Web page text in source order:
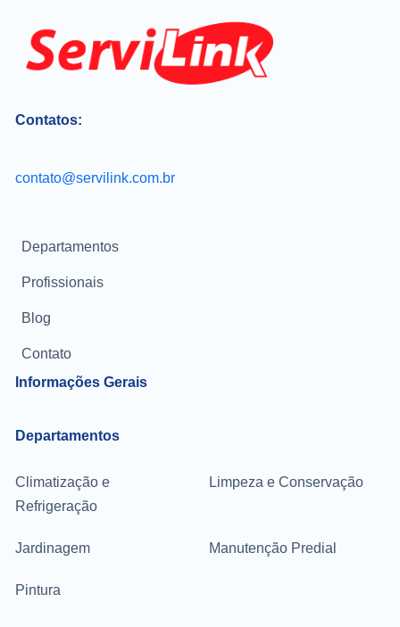
Contatos:
contato@servilink.com.br
Informações Gerais
Departamentos
Profissionais
Blog
Contato
Departamentos
Climatização e
Refrigeração
Limpeza e Conservação
Jardinagem Manutenção Predial
Pintura